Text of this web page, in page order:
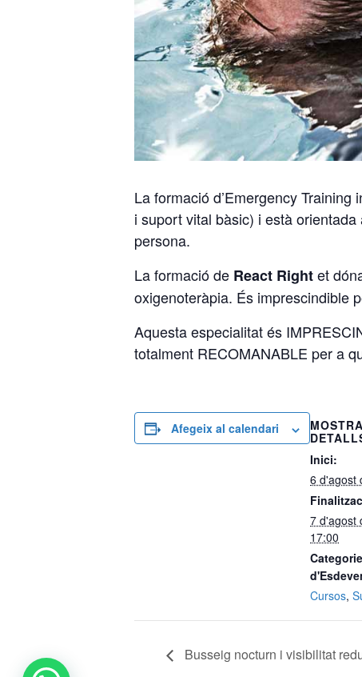
La formació d’Emergency
i suport vital bàsic) i està
persona.
La formació de React Rightet
oxigenoteràpia. És imprescindible
Aquesta especialitat és
totalment RECOMANABLE per a
Afegeix al calendari
Inici:
6 d'agost
7 d'agost
17:00
Cursos,
Busseig nocturn i visibilitat